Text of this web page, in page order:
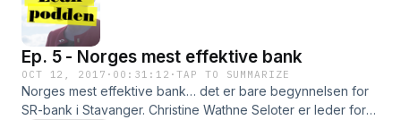
Ep. 5 - Norges mest effektive bank
OCT 12, 2017 · 00:31:12 ·TAP TO SUMMARIZE
Norges mest effektive bank… det er bare begynnelsen for
SR-bank i Stavanger. Christine Wathne Seloter er leder for